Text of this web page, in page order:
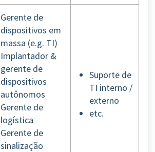
Gerente de
dispositivos em
massa (e.g. TI)
Implantador &
gerente de
dispositivos
autônomos
Gerente de
logística
Gerente de
sinalização
Suporte de
TI interno /
externo
etc.